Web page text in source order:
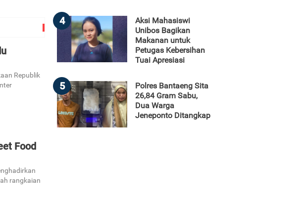
Republik
Food
rangkaian
4
Aksi Mahasiswi
Unibos Bagikan
Makanan untuk
Petugas Kebersihan
Tuai Apresiasi
5
Polres Bantaeng Sita
26,84 Gram Sabu,
Dua Warga
Jeneponto Ditangkap